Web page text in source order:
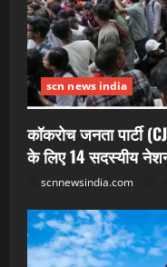
scn news india
कॉकरोच जनता पार्टी
के लिए 14 सदस्यीय
scnnewsindia.com